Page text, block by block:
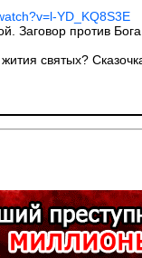
YD_KQ8S3E
Заговор против
святых?